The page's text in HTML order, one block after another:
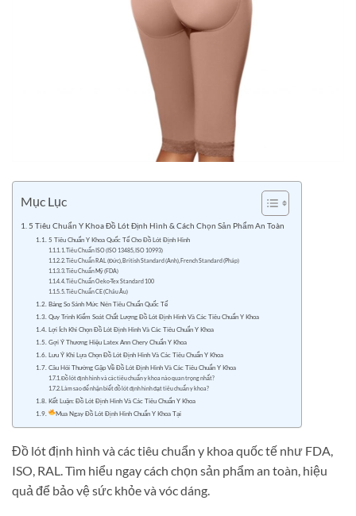
Mục Lục
5 Tiêu Chuẩn Y Khoa Đồ Lót Định Hình & Cách Chọn Sản Phẩm An Toàn
5 Tiêu Chuẩn Y Khoa Quốc Tế Cho Đồ Lót Định Hình
1. Tiêu Chuẩn ISO (ISO 13485, ISO 10993)
2. Tiêu Chuẩn RAL (Đức), British Standard (Anh), French Standard (Pháp)
3. Tiêu Chuẩn Mỹ (FDA)
4. Tiêu Chuẩn Oeko-Tex Standard 100
5. Tiêu Chuẩn CE (Châu Âu)
Bảng So Sánh Mức Nén Tiêu Chuẩn Quốc Tế
Quy Trình Kiểm Soát Chất Lượng Đồ Lót Định Hình Và Các Tiêu Chuẩn Y Khoa
Lợi Ích Khi Chọn Đồ Lót Định Hình Và Các Tiêu Chuẩn Y Khoa
Gợi Ý Thương Hiệu Latex Ann Chery Chuẩn Y Khoa
Lưu Ý Khi Lựa Chọn Đồ Lót Định Hình Và Các Tiêu Chuẩn Y Khoa
Câu Hỏi Thường Gặp Về Đồ Lót Định Hình Và Các Tiêu Chuẩn Y Khoa
Đồ lót định hình và các tiêu chuẩn y khoa nào quan trọng nhất?
Làm sao để nhận biết đồ lót định hình đạt tiêu chuẩn y khoa?
Kết Luận: Đồ Lót Định Hình Và Các Tiêu Chuẩn Y Khoa
Mua Ngay Đồ Lót Định Hình Chuẩn Y Khoa Tại
Đồ lót định hình và các tiêu chuẩn y khoa quốc tế như FDA,
ISO, RAL. Tìm hiểu ngay cách chọn sản phẩm an toàn, hiệu
quả để bảo vệ sức khỏe và vóc dáng.